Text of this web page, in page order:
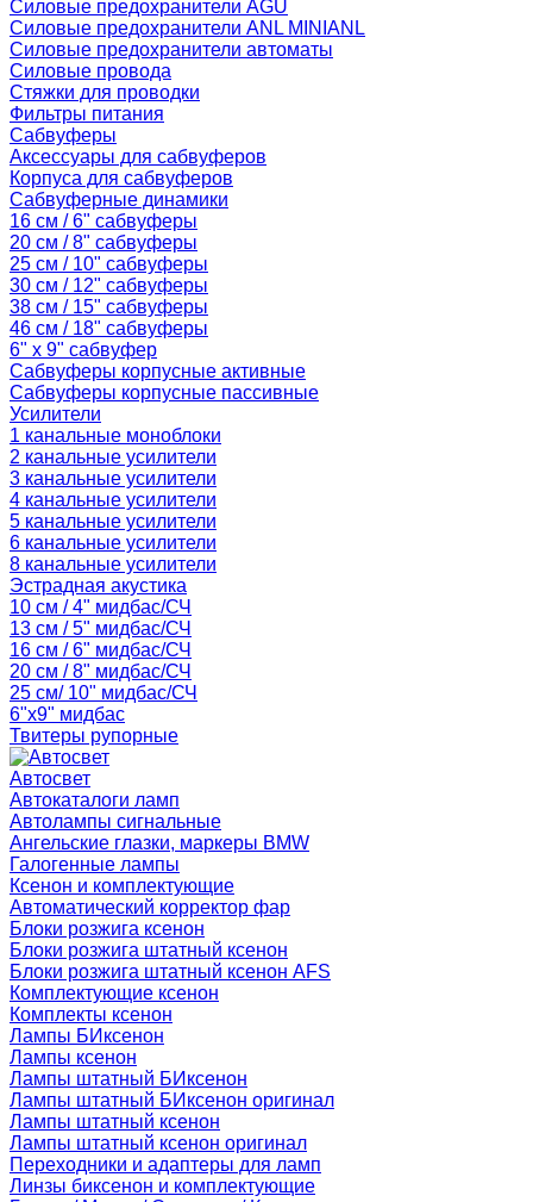
Силовые предохранители AGU
Силовые предохранители ANL MINIANL
Силовые предохранители автоматы
Силовые провода
Стяжки для проводки
Фильтры питания
Сабвуферы
Аксессуары для сабвуферов
Корпуса для сабвуферов
Сабвуферные динамики
16 см / 6" сабвуферы
20 см / 8" сабвуферы
25 см / 10" сабвуферы
30 см / 12" сабвуферы
38 см / 15" сабвуферы
46 см / 18" сабвуферы
6" x 9" сабвуфер
Сабвуферы корпусные активные
Сабвуферы корпусные пассивные
Усилители
1 канальные моноблоки
2 канальные усилители
3 канальные усилители
4 канальные усилители
5 канальные усилители
6 канальные усилители
8 канальные усилители
Эстрадная акустика
10 см / 4" мидбас/СЧ
13 см / 5" мидбас/СЧ
16 см / 6" мидбас/СЧ
20 см / 8" мидбас/СЧ
25 см/ 10" мидбас/СЧ
6"x9" мидбас
Твитеры рупорные
Автосвет
Автокаталоги ламп
Автолампы сигнальные
Ангельские глазки, маркеры BMW
Галогенные лампы
Ксенон и комплектующие
Автоматический корректор фар
Блоки розжига ксенон
Блоки розжига штатный ксенон
Блоки розжига штатный ксенон AFS
Комплектующие ксенон
Комплекты ксенон
Лампы БИксенон
Лампы ксенон
Лампы штатный БИксенон
Лампы штатный БИксенон оригинал
Лампы штатный ксенон
Лампы штатный ксенон оригинал
Переходники и адаптеры для ламп
Линзы биксенон и комплектующие